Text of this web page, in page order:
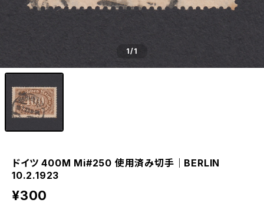
1/1
ドイツ 400M Mi#250 使用済み切手｜BERLIN
10.2.1923
¥300